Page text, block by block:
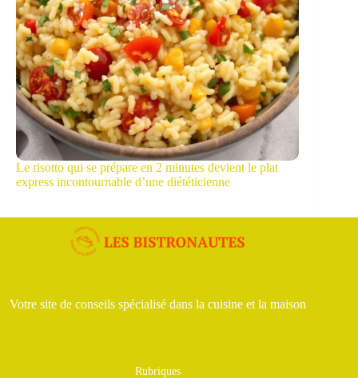
Le risotto qui se prépare en 2 minutes devient le plat
express incontournable d’une diététicienne
Votre site de conseils spécialisé dans la cuisine et la maison
Rubriques